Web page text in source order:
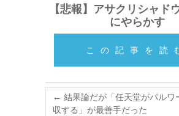
【悲報】アサクリシャド
にやらかす
この記事を読
← 結果論だが「任天堂がパルワ
収する」が最善手だった